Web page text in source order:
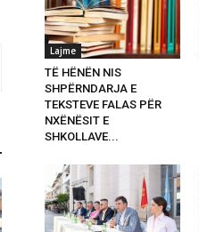
Lajme
TË HËNËN NIS
SHPËRNDARJA E
TEKSTEVE FALAS PËR
NXËNËSIT E
SHKOLLAVE...